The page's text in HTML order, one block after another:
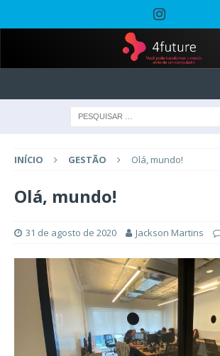
INÍCIO GESTÃO Olá, mundo!
Olá, mundo!
31 de agosto de 2020 Jackson Martins